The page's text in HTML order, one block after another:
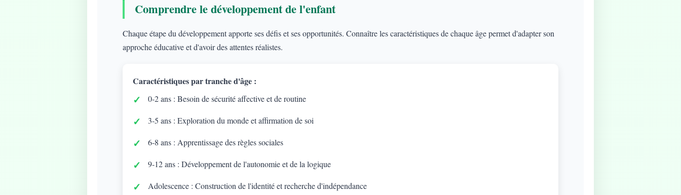
Comprendre le développement de l'enfant
Chaque étape du développement apporte ses défis et ses opportunités. Connaître les caractéristiques de chaque âge permet d'adapter son
approche éducative et d'avoir des attentes réalistes.
Caractéristiques par tranche d'âge :
0-2 ans : Besoin de sécurité affective et de routine
3-5 ans : Exploration du monde et affirmation de soi
6-8 ans : Apprentissage des règles sociales
9-12 ans : Développement de l'autonomie et de la logique
Adolescence : Construction de l'identité et recherche d'indépendance